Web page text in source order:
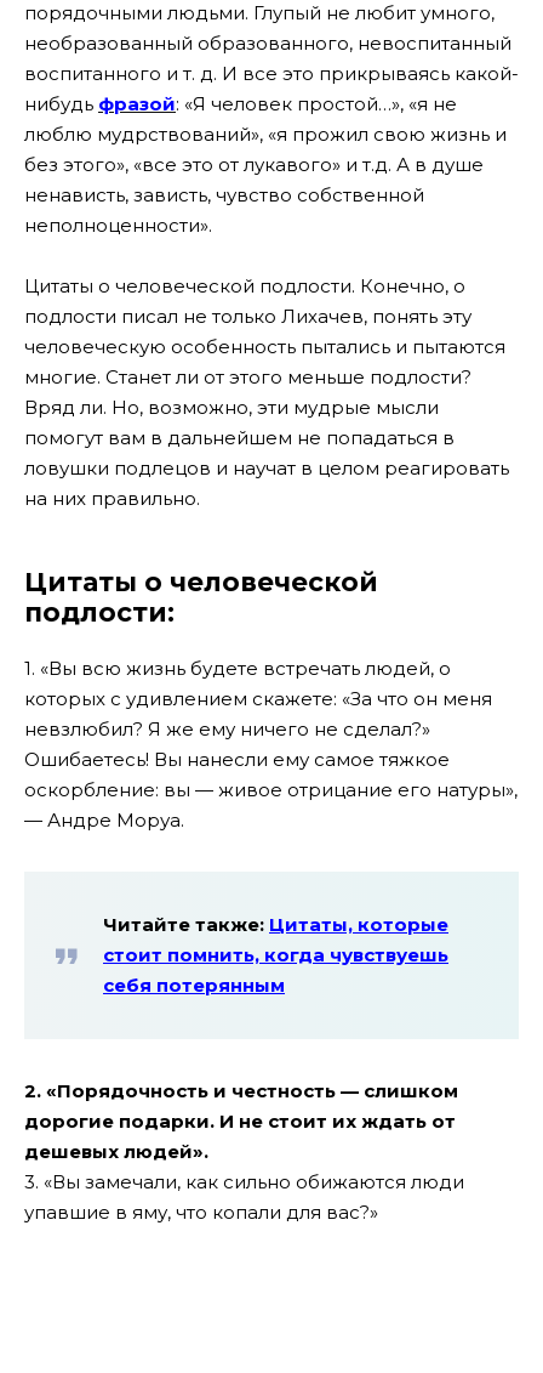
порядочными людьми. Глупый не любит умного,
необразованный образованного, невоспитанный
воспитанного и т. д. И все это прикрываясь какой-
нибудь фразой: «Я человек простой…», «я не
люблю мудрствований», «я прожил свою жизнь и
без этого», «все это от лукавого» и т.д. А в душе
ненависть, зависть, чувство собственной
неполноценности».
Цитаты о человеческой подлости. Конечно, о
подлости писал не только Лихачев, понять эту
человеческую особенность пытались и пытаются
многие. Станет ли от этого меньше подлости?
Вряд ли. Но, возможно, эти мудрые мысли
помогут вам в дальнейшем не попадаться в
ловушки подлецов и научат в целом реагировать
на них правильно.
Цитаты о человеческой
подлости:
1. «Вы всю жизнь будете встречать людей, о
которых с удивлением скажете: «За что он меня
невзлюбил? Я же ему ничего не сделал?»
Ошибаетесь! Вы нанесли ему самое тяжкое
оскорбление: вы — живое отрицание его натуры»,
— Андре Моруа.
Читайте также: Цитаты, которые
стоит помнить, когда чувствуешь
себя потерянным
2. «Порядочность и честность — слишком
дорогие подарки. И не стоит их ждать от
дешевых людей».
3. «Вы замечали, как сильно обижаются люди
упавшие в яму, что копали для вас?»